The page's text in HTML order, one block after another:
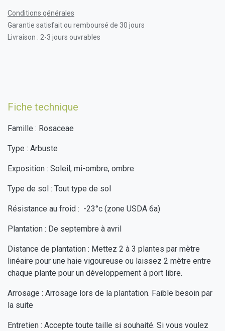
Conditions générales
Garantie satisfait ou remboursé de 30 jours
Livraison : 2-3 jours ouvrables
Fiche technique
Famille : Rosaceae
Type : Arbuste
Exposition : Soleil, mi-ombre, ombre
Type de sol : Tout type de sol
Résistance au froid : -23°c (zone USDA 6a)
Plantation : De septembre à avril
Distance de plantation : Mettez 2 à 3 plantes par mètre
linéaire pour une haie vigoureuse ou laissez 2 mètre entre
chaque plante pour un développement à port libre.
Arrosage : Arrosage lors de la plantation. Faible besoin par
la suite
Entretien : Accepte toute taille si souhaité. Si vous voulez